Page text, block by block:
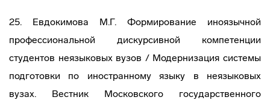
25. Евдокимова М.Г. Формирование иноязычной
профессиональной дискурсивной компетенции
студентов неязыковых вузов / Модернизация системы
подготовки по иностранному языку в неязыковых
вузах. Вестник Московского государственного